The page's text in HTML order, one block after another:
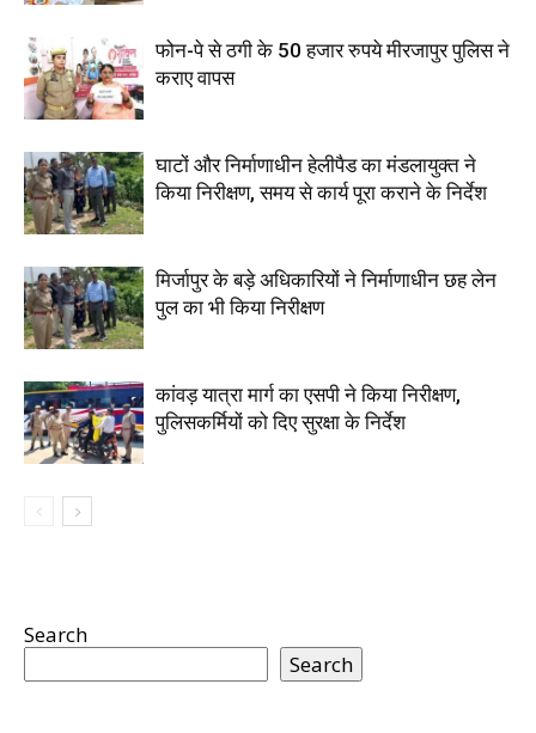
फोन-पे से ठगी के 50 हजार रुपये मीरजापुर पुलिस ने
कराए वापस
घाटों और निर्माणाधीन हेलीपैड का मंडलायुक्त ने
किया निरीक्षण, समय से कार्य पूरा कराने के निर्देश
मिर्जापुर के बड़े अधिकारियों ने निर्माणाधीन छह लेन
पुल का भी किया निरीक्षण
कांवड़ यात्रा मार्ग का एसपी ने किया निरीक्षण,
पुलिसकर्मियों को दिए सुरक्षा के निर्देश
Search
Search